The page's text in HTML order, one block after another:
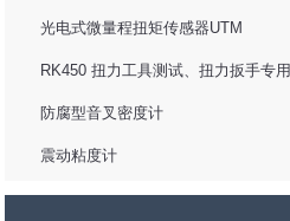
光电式微量程扭矩传感器UTM
RK450 扭力工具测试、扭力扳手专用
防腐型音叉密度计
震动粘度计